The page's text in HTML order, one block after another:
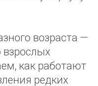
возраста —
как работают
редких